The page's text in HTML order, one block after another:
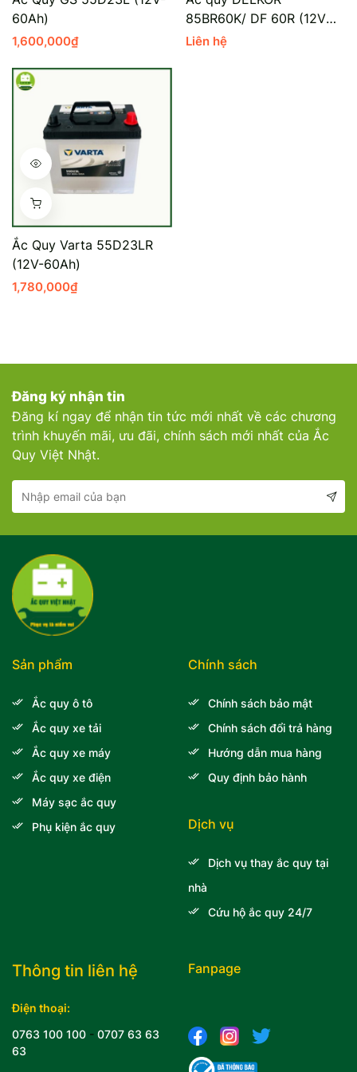
Mercedes-
Đồng Nai -
60Ah)
1,600,000₫
85BR60K/ DF 60R (12V
60Ah)
Liên hệ
Ắc Quy Varta 55D23LR
(12V-60Ah)
1,780,000₫
Đăng ký nhận tin
Đăng kí ngay để nhận tin tức mới nhất về các chương
trình khuyến mãi, ưu đãi, chính sách mới nhất của Ắc
Quy Việt Nhật.
Thông tin liên hệ
Điện thoại:
0763 100 100 - 0707 63 63
63
Sản phẩm
Ắc quy ô tô
Ắc quy xe tải
Ắc quy xe máy
Ắc quy xe điện
Máy sạc ắc quy
Phụ kiện ắc quy
Chính sách
Chính sách bảo mật
Chính sách đổi trả hàng
Hướng dẫn mua hàng
Quy định bảo hành
Dịch vụ
Dịch vụ thay ắc quy tại
nhà
Cứu hộ ắc quy 24/7
Fanpage